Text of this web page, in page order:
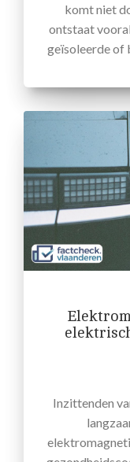
komt niet
ontstaat
geïsoleerde of
Inzittenden